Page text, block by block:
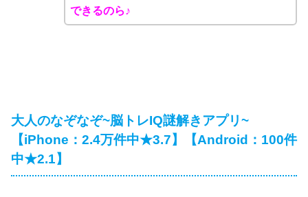
できるのら♪
大人のなぞなぞ~脳トレIQ謎解きアプリ~
【iPhone：2.4万件中★3.7】【Android：100件
中★2.1】